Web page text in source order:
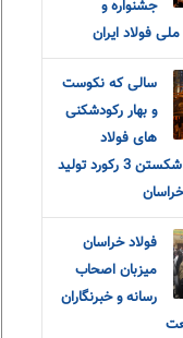
جشنواره و
فولاد ایران
سالی که نکوست
و بهار رکودشکنی
های فولاد
خراسان؛ شکستن 3 رکورد تولید
فولاد خراسان
میزبان اصحاب
رسانه و خبرنگاران